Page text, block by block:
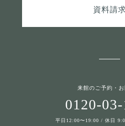
資料請
来館のご予約・
0120-03-
平日12:00〜19:00 / 休日